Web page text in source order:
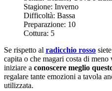
Stagione: Inverno
Difficoltà: Bassa
Preparazione: 10
Cottura: 5
Se rispetto al radicchio rosso
capita o che magari costa di
iniziare a conoscere meglio
regalare tante emozioni a tavola
utilizzata.